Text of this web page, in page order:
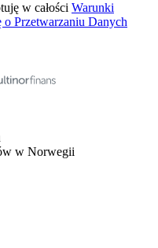
w całości Warunki
o Przetwarzaniu Danych
w Norwegii